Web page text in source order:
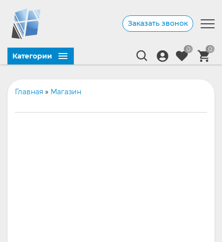
Заказать звонок
Категории
0 0
Главная » Магазин